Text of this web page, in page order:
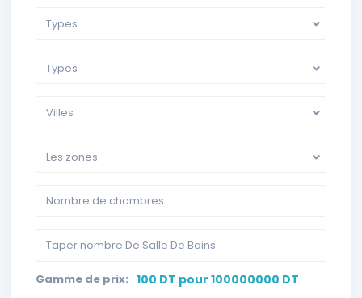
Types
Types
Villes
Les zones
Gamme de prix: 100 DT pour 100000000 DT